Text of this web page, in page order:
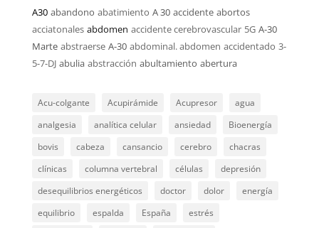
A30 abandono abatimiento A 30 accidente abortos
acciatonales abdomen accidente cerebrovascular 5G A-30
Marte abstraerse A-30 abdominal. abdomen accidentado 3-
5-7-DJ abulia abstracción abultamiento abertura
Acu-colgante Acupirámide Acupresor
agua
analgesia
analítica celular ansiedad
Bioenergía
bovis
cabeza cansancio cerebro
chacras
clínicas
columna vertebral células
depresión
desequilibrios energéticos
doctor dolor
energía
equilibrio
espalda España
estrés